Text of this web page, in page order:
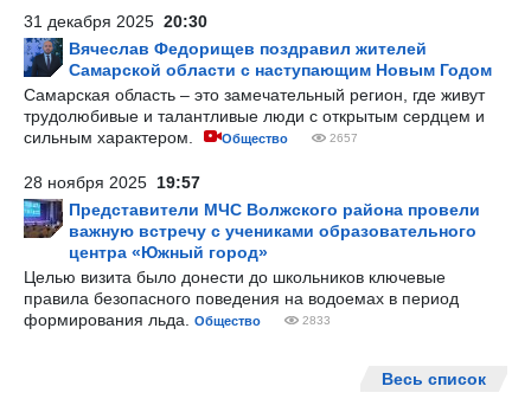
31 декабря 2025 20:30
Вячеслав Федорищев поздравил жителей
Самарской области с наступающим Новым Годом
Самарская область – это замечательный регион, где живут
трудолюбивые и талантливые люди с открытым сердцем и
сильным характером.
Общество 2657
28 ноября 2025 19:57
Представители МЧС Волжского района провели
важную встречу с учениками образовательного
центра «Южный город»
Целью визита было донести до школьников ключевые
правила безопасного поведения на водоемах в период
формирования льда.
Общество 2833
Весь список